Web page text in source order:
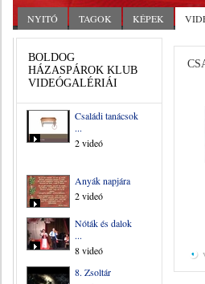
NYITÓ TAGOK KÉPEK
BOLDOG
HÁZASPÁROK KLUB
VIDEÓGALÉRIÁI
Családi tanácsok
...
2 videó
Anyák napjára
2 videó
Nóták és dalok
...
8 videó
8. Zsoltár